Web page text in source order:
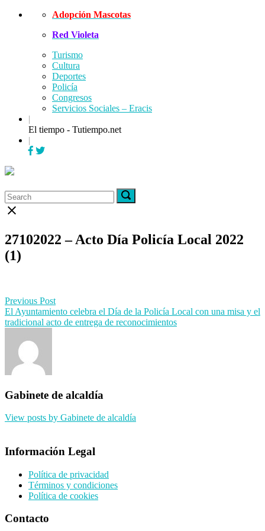
Skip
Adopción Mascotas
Red Violeta
Turismo
Cultura
Deportes
Policía
Congresos
Servicios Sociales – Eracis
|
El tiempo - Tutiempo.net
|
Menu
Search
for:
Search
for:
Search
Close
27102022 – Acto Día Policía Local 2022
(1)
Post
navigation
Previous Post
El Ayuntamiento celebra el Día de la Policía Local con una misa y el
tradicional acto de entrega de reconocimientos
Gabinete de alcaldía
View posts by Gabinete de alcaldía
Información Legal
Política de privacidad
Términos y condiciones
Política de cookies
Contacto